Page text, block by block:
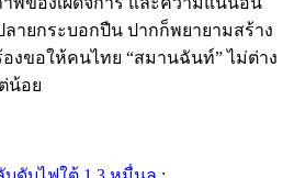
ายกระบอกปืน ปากก็พยายามสร้าง
งขอให้คนไทย “สมานฉันท์” ไม่ต่าง
น้อย